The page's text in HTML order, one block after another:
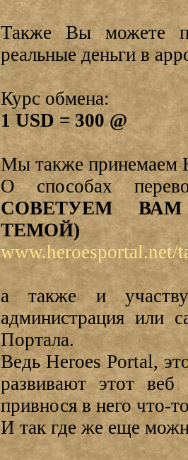
Также Вы можете
реальные деньги в
Курс обмена:
1 USD = 300 @
Мы также принемаем
О способах
СОВЕТУЕМ
ТЕМОЙ)
www.heroesportal.net/
а также и
администрация или
Портала.
Ведь Heroes Portal,
развивают этот
привнося в него что-
И так где же еще